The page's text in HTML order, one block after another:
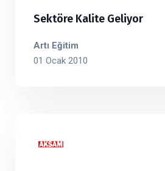
Sektöre Kalite Geliyor
Artı Eğitim
01 Ocak 2010